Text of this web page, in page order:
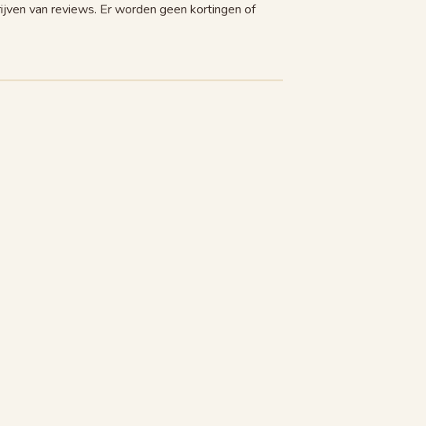
van reviews. Er worden geen kortingen of